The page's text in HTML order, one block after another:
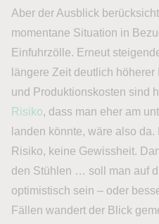
Aber der Ausblick
momentane Situation in
Einfuhrzölle. Erneut
längere Zeit deutlich
und Produktionskosten sind
Risiko, dass man eher am
landen könnte, wäre also
Risiko, keine Gewissheit.
den Stühlen … soll man auf
optimistisch sein – oder
Fällen wandert der Blick